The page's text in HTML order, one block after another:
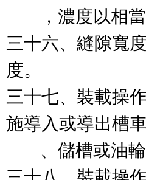
，濃度以相當
三十六、縫隙寬
度。
三十七、裝載操
施導入或導出槽車
、儲槽或油輪